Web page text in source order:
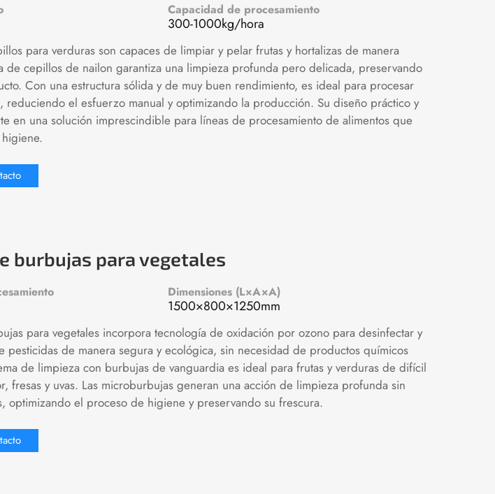
Capacidad de procesamiento
300-1000kg/hora
para verduras son capaces de limpiar y pelar frutas y hortalizas de manera
de cepillos de nailon garantiza una limpieza profunda pero delicada, preservando
Con una estructura sólida y de muy buen rendimiento, es ideal para procesar
reduciendo el esfuerzo manual y optimizando la producción. Su diseño práctico y
en una solución imprescindible para líneas de procesamiento de alimentos que
burbujas para vegetales
Dimensiones (L×A×A)
1500×800×1250mm
para vegetales incorpora tecnología de oxidación por ozono para desinfectar y
pesticidas de manera segura y ecológica, sin necesidad de productos químicos
de limpieza con burbujas de vanguardia es ideal para frutas y verduras de difícil
fresas y uvas. Las microburbujas generan una acción de limpieza profunda sin
optimizando el proceso de higiene y preservando su frescura.